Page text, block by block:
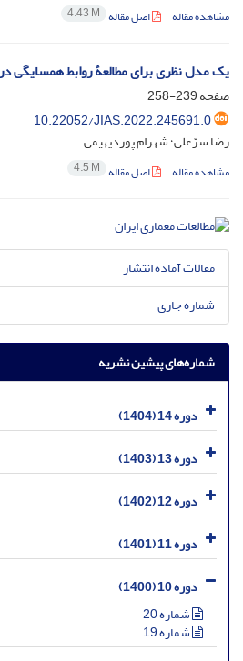
مشاهده مقاله اصل مقاله 4.43 M
یک مدل نظری برای مطالعۀ روابط همسایگی
صفحه239-258
10.22052/JIAS.2022.245691.0
رضا سرّعلی؛ شهرام پوردیهیمی
مشاهده مقاله اصل مقاله 4.5 M
مقالات آماده انتشار
شماره جاری
شماره‌های پیشین نشریه
دوره 14 (1404)
دوره 13 (1403)
دوره 12 (1402)
دوره 11 (1401)
دوره 10 (1400)
شماره 20
شماره 19